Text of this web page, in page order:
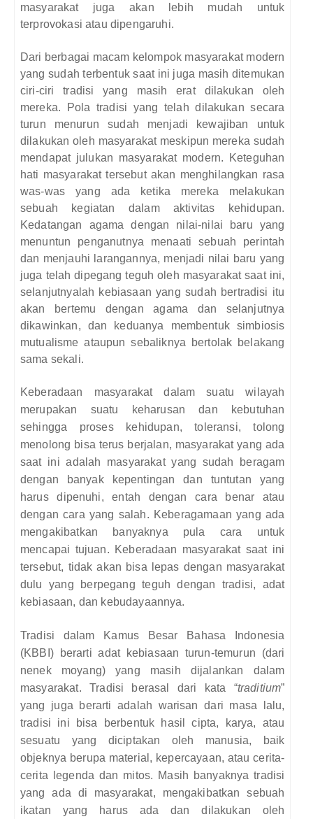
masyarakat juga
akan lebih mudah untuk
terprovokasi atau dipengaruhi.
Dari berbagai macam kelompok masyarakat modern
yang sudah terbentuk saat ini juga masih ditemukan
ciri-ciri tradisi yang
masih erat dilakukan oleh
mereka. Pola tradisi yang telah dilakukan secara
turun menurun
sudah menjadi kewajiban untuk
dilakukan oleh masyarakat meskipun mereka sudah
mendapat julukan masyarakat modern. Keteguhan
hati masyarakat tersebut akan menghilangkan rasa
was-was yang ada ketika mereka melakukan
sebuah kegiatan dalam aktivitas kehidupan.
Kedatangan agama dengan nilai-nilai baru
yang
menuntun penganutnya menaati sebuah
perintah
dan menjauhi larangannya, menjadi nilai baru yang
juga telah dipegang teguh oleh masyarakat saat ini,
selanjutnyalah kebiasaan yang sudah bertradisi itu
akan bertemu dengan
agama dan selanjutnya
dikawinkan, dan
keduanya membentuk simbiosis
mutualisme ataupun sebaliknya bertolak belakang
sama sekali.
Keberadaan masyarakat dalam suatu wilayah
merupakan suatu keharusan dan kebutuhan
sehingga proses kehidupan, toleransi, tolong
menolong bisa terus berjalan, masyarakat yang ada
saat ini adalah masyarakat yang sudah beragam
dengan banyak kepentingan dan tuntutan yang
harus dipenuhi, entah dengan cara benar atau
dengan cara yang salah. Keberagamaan yang ada
mengakibatkan banyaknya pula cara untuk
mencapai tujuan. Keberadaan masyarakat saat ini
tersebut, tidak akan bisa lepas dengan masyarakat
dulu yang berpegang teguh dengan tradisi, adat
kebiasaan, dan kebudayaannya.
Tradisi dalam Kamus Besar Bahasa Indonesia
(KBBI) berarti adat kebiasaan turun-temurun (dari
nenek moyang) yang masih dijalankan dalam
masyarakat. Tradisi berasal dari kata “traditium”
yang juga berarti adalah warisan dari masa lalu,
tradisi ini bisa berbentuk hasil cipta, karya, atau
sesuatu yang diciptakan oleh manusia, baik
objeknya berupa material, kepercayaan, atau cerita-
cerita legenda dan mitos. Masih banyaknya tradisi
yang ada di masyarakat, mengakibatkan sebuah
ikatan yang harus ada dan dilakukan oleh